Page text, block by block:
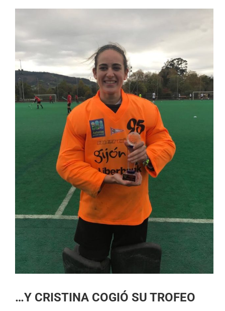
…Y CRISTINA COGIÓ SU TROFEO